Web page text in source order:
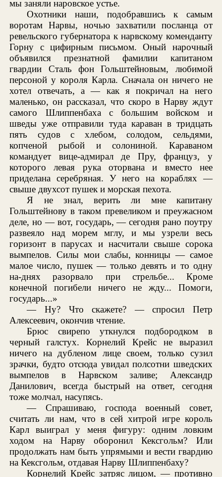
мы заняли наровское устье.
Охотники наши, подобравшись к самым
воротам Нарвы, ночью захватили посланца от
ревельского губернатора к нарвскому коменданту
Горну с цифирным письмом. Оный нарочный
объявился презнатной фамилии капитаном
гвардии Сталь фон Гольштейновым, любимой
персоной у короля Карла. Сначала он ничего не
хотел отвечать, а — как я покричал на него
маленько, он рассказал, что скоро в Нарву ждут
самого Шлиппенбаха с большим войском и
шведы уже отправили туда караван в тридцать
пять судов с хлебом, солодом, сельдями,
копченой рыбой и солониной. Караваном
командует вице-адмирал де Пру, француз, у
которого левая рука оторвана и вместо нее
приделана серебряная. У него на кораблях —
свыше двухсот пушек и морская пехота.
Я не знал, верить ли мне капитану
Гольштейнову в таком превеликом и преужасном
деле, но — вот, государь, — сегодня рано поутру
развеяло над морем мглу, и мы узрели весь
горизонт в парусах и насчитали свыше сорока
вымпелов. Силы мои слабы, конницы — самое
малое число, пушек — только девять и то одну
на-днях разорвало при стрельбе... Кроме
конечной погибели ничего не жду... Помоги,
государь...»
— Ну? Что скажете? — спросил Петр
Алексеевич, окончив чтение.
Брюс свирепо уткнулся подбородком в
черный галстух. Корнелий Крейс не выразил
ничего на дубленом лице своем, только сузил
зрачки, будто отсюда увидал полсотни шведских
вымпелов в Нарвском заливе; Александр
Данилович, всегда быстрый на ответ, сегодня
тоже молчал, насупясь.
— Спрашиваю, господа военный совет,
считать ли нам, что в сей хитрой игре король
Карл выиграл у меня фигуру: одним ловким
ходом на Нарву оборонил Кексгольм? Или
продолжать нам быть упрямыми и вести гвардию
на Кексгольм, отдавая Нарву Шлиппенбаху?
Корнелий Крейс затряс лицом, — противно